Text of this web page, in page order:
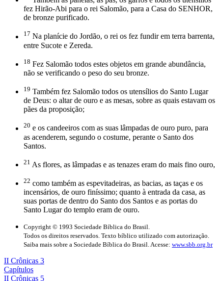
fez Hirão-Abi para o rei Salomão, para a Casa do SENHOR,
de bronze purificado.
17 Na planície do Jordão, o rei os fez fundir em terra barrenta,
entre Sucote e Zereda.
18 Fez Salomão todos estes objetos em grande abundância,
não se verificando o peso do seu bronze.
19 Também fez Salomão todos os utensílios do Santo Lugar
de Deus: o altar de ouro e as mesas, sobre as quais estavam os
pães da proposição;
20 e os candeeiros com as suas lâmpadas de ouro puro, para
as acenderem, segundo o costume, perante o Santo dos
Santos.
21 As flores, as lâmpadas e as tenazes eram do mais fino ouro,
22 como também as espevitadeiras, as bacias, as taças e os
incensários, de ouro finíssimo; quanto à entrada da casa, as
suas portas de dentro do Santo dos Santos e as portas do
Santo Lugar do templo eram de ouro.
Copyright © 1993 Sociedade Bíblica do Brasil.
Todos os direitos reservados. Texto bíblico utilizado com autorização.
Saiba mais sobre a Sociedade Bíblica do Brasil. Acesse: www.sbb.org.br
II Crônicas 3
Capítulos
II Crônicas 5